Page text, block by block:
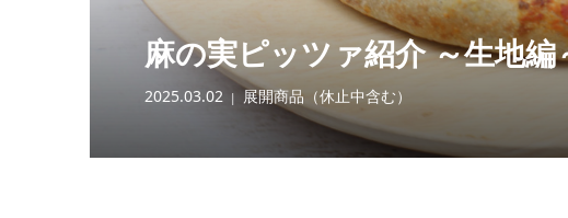
麻の実ピッツァ紹介 ～生地編
2025.03.02 展開商品（休止中含む）